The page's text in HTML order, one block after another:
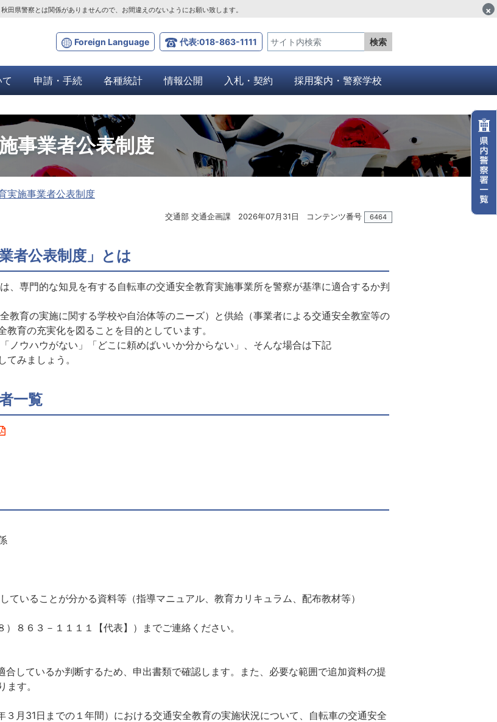
Foreign Language 代表:018-863-1111 検索
県警察とは関係がありませんので、お間違えのないようにお願い致します。 ×
申請・手続 各種統計 情報公開 入札・契約 採用案内・警察学校
事業者公表制度
実施事業者公表制度
交通部 交通企画課 2026年07月31日 コンテンツ番号 6464
者公表制度」とは
専門的な知見を有する自転車の交通安全教育実施事業所を警察が基準に適合するか判
育の実施に関する学校や自治体等のニーズ）と供給（事業者による交通安全教室等の
教育の充実化を図ることを目的としています。
ウハウがない」「どこに頼めばいいか分からない」、そんな場合は下記
てみましょう。
一覧
いることが分かる資料等（指導マニュアル、教育カリキュラム、配布教材等）
６３－１１１１【代表】）までご連絡ください。
ているか判断するため、申出書類で確認します。また、必要な範囲で追加資料の提
す。
31日までの１年間）における交通安全教育の実施状況について、自転車の交通安全